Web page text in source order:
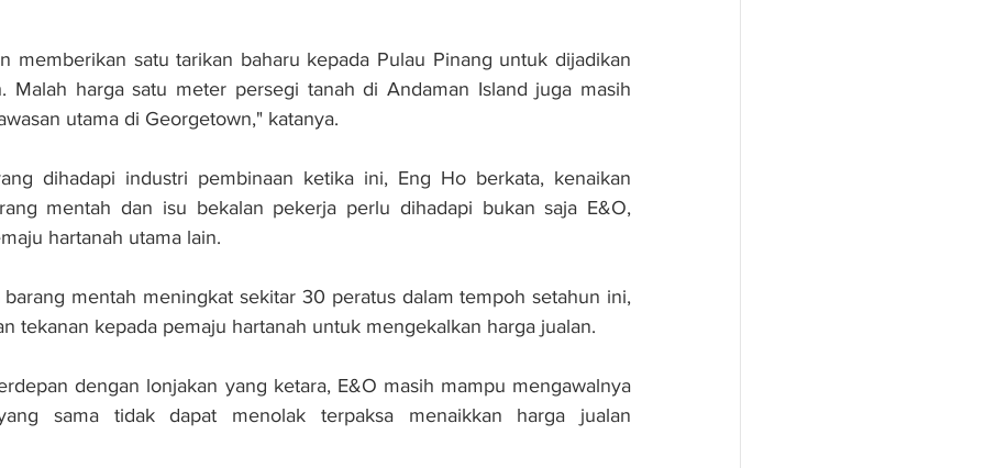
memberikan satu tarikan baharu kepada Pulau Pinang untuk dijadikan
Malah harga satu meter persegi tanah di Andaman Island juga masih
utama di Georgetown," katanya.
dihadapi industri pembinaan ketika ini, Eng Ho berkata, kenaikan
mentah dan isu bekalan pekerja perlu dihadapi bukan saja E&O,
hartanah utama lain.
barang mentah meningkat sekitar 30 peratus dalam tempoh setahun ini,
tekanan kepada pemaju hartanah untuk mengekalkan harga jualan.
dengan lonjakan yang ketara, E&O masih mampu mengawalnya
sama tidak dapat menolak terpaksa menaikkan harga jualan